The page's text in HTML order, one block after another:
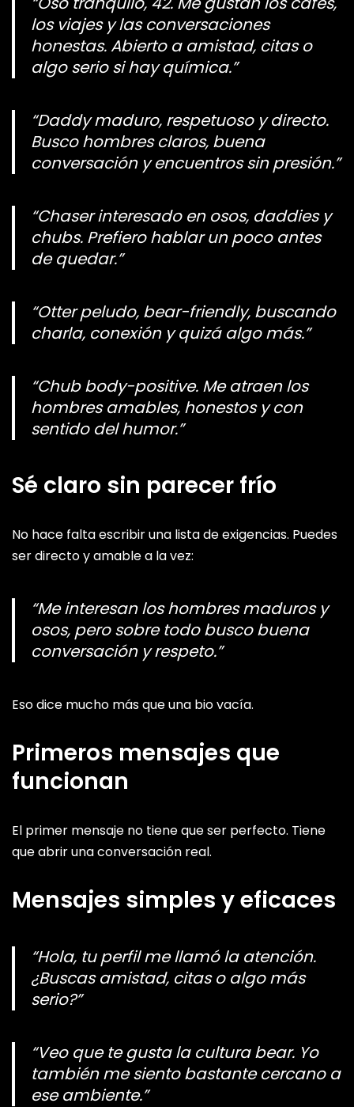
los viajes y las conversaciones
honestas. Abierto a amistad, citas o
algo serio si hay química.”
“Daddy maduro, respetuoso y directo.
Busco hombres claros, buena
conversación y encuentros sin presión.”
“Chaser interesado en osos, daddies y
chubs. Prefiero hablar un poco antes
de quedar.”
“Otter peludo, bear-friendly, buscando
charla, conexión y quizá algo más.”
“Chub body-positive. Me atraen los
hombres amables, honestos y con
sentido del humor.”
Sé claro sin parecer frío
No hace falta escribir una lista de exigencias. Puedes
ser directo y amable a la vez:
“Me interesan los hombres maduros y
osos, pero sobre todo busco buena
conversación y respeto.”
Eso dice mucho más que una bio vacía.
Primeros mensajes que
funcionan
El primer mensaje no tiene que ser perfecto. Tiene
que abrir una conversación real.
Mensajes simples y eficaces
“Hola, tu perfil me llamó la atención.
¿Buscas amistad, citas o algo más
serio?”
“Veo que te gusta la cultura bear. Yo
también me siento bastante cercano a
ese ambiente.”